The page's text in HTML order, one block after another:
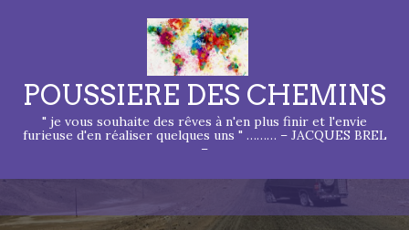
POUSSIERE DES CHEMINS
" je vous souhaite des rêves à n'en plus finir et l'envie
furieuse d'en réaliser quelques uns " ……… – JACQUES BREL
–